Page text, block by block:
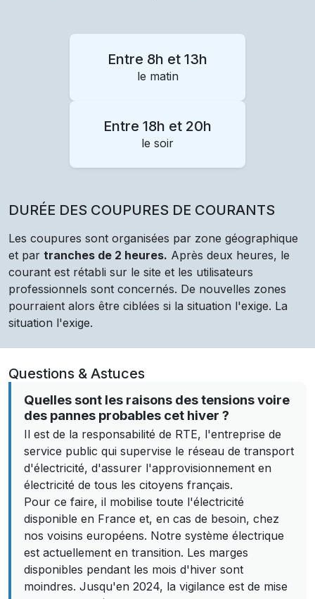
Entre 8h et 13h
le matin
Entre 18h et 20h
le soir
DURÉE DES COUPURES DE COURANTS
Les coupures sont organisées par zone géographique
et par tranches de 2 heures. Après deux heures, le
courant est rétabli sur le site et les utilisateurs
professionnels sont concernés. De nouvelles zones
pourraient alors être ciblées si la situation l'exige. La
situation l'exige.
Questions & Astuces
Quelles sont les raisons des tensions voire
des pannes probables cet hiver ?
Il est de la responsabilité de RTE, l'entreprise de
service public qui supervise le réseau de transport
d'électricité, d'assurer l'approvisionnement en
électricité de tous les citoyens français.
Pour ce faire, il mobilise toute l'électricité
disponible en France et, en cas de besoin, chez
nos voisins européens. Notre système électrique
est actuellement en transition. Les marges
disponibles pendant les mois d'hiver sont
moindres. Jusqu'en 2024, la vigilance est de mise